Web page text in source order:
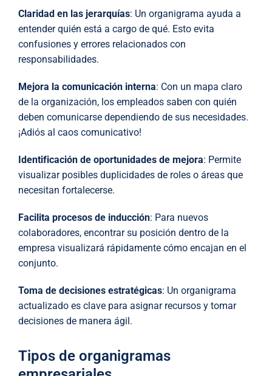
Claridad en las jerarquías: Un organigrama ayuda a
entender quién está a cargo de qué. Esto evita
confusiones y errores relacionados con
responsabilidades.
Mejora la comunicación interna: Con un mapa claro
de la organización, los empleados saben con quién
deben comunicarse dependiendo de sus necesidades.
¡Adiós al caos comunicativo!
Identificación de oportunidades de mejora: Permite
visualizar posibles duplicidades de roles o áreas que
necesitan fortalecerse.
Facilita procesos de inducción: Para nuevos
colaboradores, encontrar su posición dentro de la
empresa visualizará rápidamente cómo encajan en el
conjunto.
Toma de decisiones estratégicas: Un organigrama
actualizado es clave para asignar recursos y tomar
decisiones de manera ágil.
Tipos de organigramas